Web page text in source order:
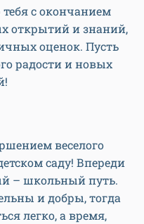
с окончанием
открытий и знаний,
оценок. Пусть
радости и новых
веселого
саду! Впереди
– школьный путь.
и добры, тогда
легко, а время,